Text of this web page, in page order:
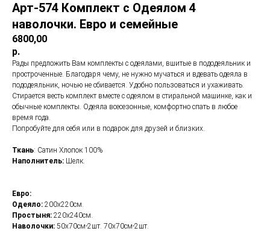
Арт-574 Комплект с Одеялом 4
наволочки. Евро и семейные
6800,00
р.
Рады предложить Вам комплекты с одеялами, вшитые в пододеяльник и
простроченные. Благодаря чему, не нужно мучаться и вдевать одеяла в
пододеяльник, ночью не сбивается. Удобно пользоваться и ухаживать.
Стирается весть комплект вместе с одеялом в стиральной машинке, как и
обычные комплекты. Одеяла всесезонные, комфортно спать в любое
время года.
Попробуйте для себя или в подарок для друзей и близких.
Ткань: Сатин Хлопок 100%
Наполнитель: Шелк.
Евро:
Одеяло: 200х220см.
Простыня: 220х240см.
Наволочки: 50х70см-2шт. 70х70см-2шт.